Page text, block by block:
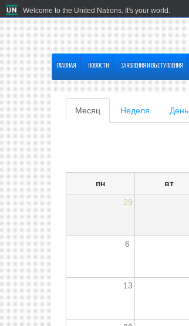
Welcome to the United Nations. It's your world.
ГЛАВНАЯ HОВОСТИ ЗАЯВЛЕНИЯ И ВЫСТУПЛЕНИЯ
Главные
вкладки
Месяц (активная
вкладка)
Неделя День
пн вт
29
6
13